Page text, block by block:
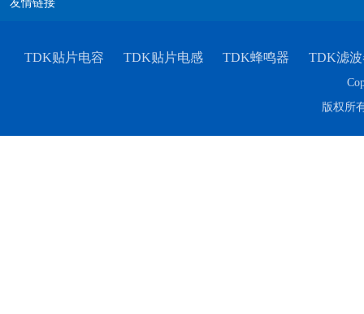
友情链接
TDK贴片电容 TDK贴片电感 TDK蜂鸣器 TDK滤
版权所